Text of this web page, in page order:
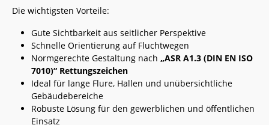
Die wichtigsten Vorteile:
Gute Sichtbarkeit aus seitlicher Perspektive
Schnelle Orientierung auf Fluchtwegen
Normgerechte Gestaltung nach „ASR A1.3 (DIN EN ISO
7010)“ Rettungszeichen
Ideal für lange Flure, Hallen und unübersichtliche
Gebäudebereiche
Robuste Lösung für den gewerblichen und öffentlichen
Einsatz